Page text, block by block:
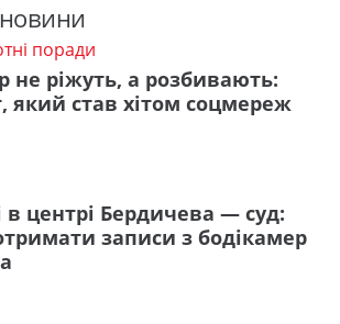
поради
не ріжуть, а розбивають:
який став хітом соцмереж
в центрі Бердичева — суд:
записи з бодікамер